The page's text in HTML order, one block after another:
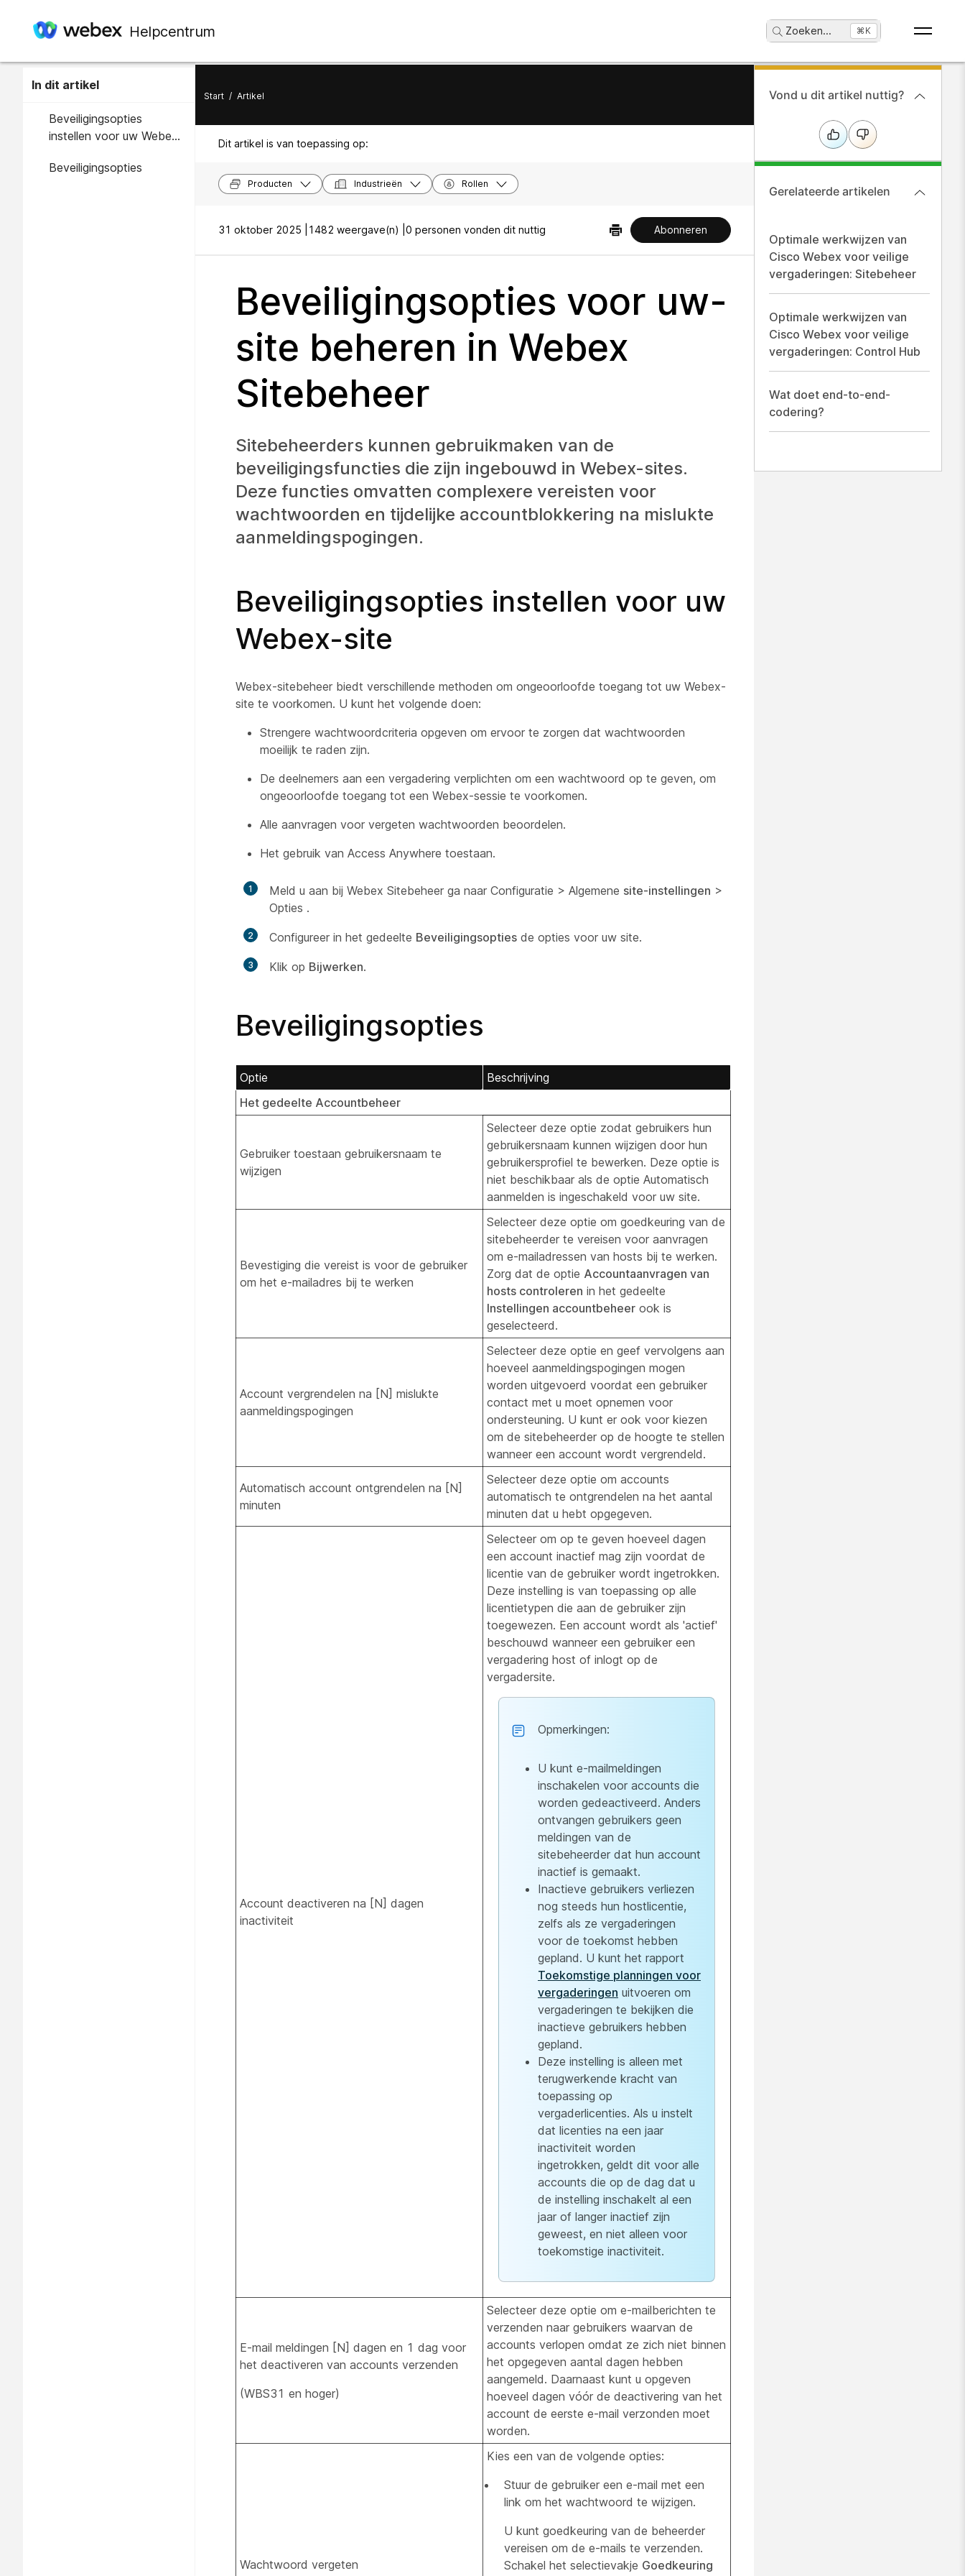
Helpcentrum Zoeken... ⌘K
In dit artikel
Beveiligingsopties
instellen voor uw Webex-
Beveiligingsopties
Start / Artikel
Dit artikel is van toepassing op:
Producten Industrieën Rollen
31 oktober 2025 | 1482 weergave(n) | 0 personen vonden dit nuttig Abonneren
Beveiligingsopties voor uw-
site beheren in Webex
Sitebeheer
Sitebeheerders kunnen gebruikmaken van de
beveiligingsfuncties die zijn ingebouwd in Webex-sites.
Deze functies omvatten complexere vereisten voor
wachtwoorden en tijdelijke accountblokkering na mislukte
aanmeldingspogingen.
Beveiligingsopties instellen voor uw
Webex-site
Webex-sitebeheer biedt verschillende methoden om ongeoorloofde toegang tot uw Webex-
site te voorkomen. U kunt het volgende doen:
Strengere wachtwoordcriteria opgeven om ervoor te zorgen dat wachtwoorden
moeilijk te raden zijn.
De deelnemers aan een vergadering verplichten om een wachtwoord op te geven, om
ongeoorloofde toegang tot een Webex-sessie te voorkomen.
Alle aanvragen voor vergeten wachtwoorden beoordelen.
Het gebruik van Access Anywhere toestaan.
1 Meld u aan bij Webex Sitebeheer ga naar Configuratie > Algemene site-instellingen >
Opties .
2 Configureer in het gedeelte Beveiligingsopties de opties voor uw site.
3 Klik op Bijwerken.
Beveiligingsopties
Optie
Beschrijving
Het gedeelte Accountbeheer
Gebruiker toestaan gebruikersnaam te
wijzigen
Selecteer deze optie zodat gebruikers hun
gebruikersnaam kunnen wijzigen door hun
gebruikersprofiel te bewerken. Deze optie is
niet beschikbaar als de optie Automatisch
aanmelden is ingeschakeld voor uw site.
Bevestiging die vereist is voor de gebruiker
om het e-mailadres bij te werken
Selecteer deze optie om goedkeuring van de
sitebeheerder te vereisen voor aanvragen
om e-mailadressen van hosts bij te werken.
Zorg dat de optie Accountaanvragen van
hosts controleren in het gedeelte
Instellingen accountbeheer ook is
geselecteerd.
Account vergrendelen na [N] mislukte
aanmeldingspogingen
Selecteer deze optie en geef vervolgens aan
hoeveel aanmeldingspogingen mogen
worden uitgevoerd voordat een gebruiker
contact met u moet opnemen voor
ondersteuning. U kunt er ook voor kiezen
om de sitebeheerder op de hoogte te stellen
wanneer een account wordt vergrendeld.
Automatisch account ontgrendelen na [N]
minuten
Selecteer deze optie om accounts
automatisch te ontgrendelen na het aantal
minuten dat u hebt opgegeven.
Account deactiveren na [N] dagen
inactiviteit
Selecteer om op te geven hoeveel dagen
een account inactief mag zijn voordat de
licentie van de gebruiker wordt ingetrokken.
Deze instelling is van toepassing op alle
licentietypen die aan de gebruiker zijn
toegewezen. Een account wordt als 'actief'
beschouwd wanneer een gebruiker een
vergadering host of inlogt op de
vergadersite.
Opmerkingen:
U kunt e-mailmeldingen
inschakelen voor accounts die
worden gedeactiveerd. Anders
ontvangen gebruikers geen
meldingen van de
sitebeheerder dat hun account
inactief is gemaakt.
Inactieve gebruikers verliezen
nog steeds hun hostlicentie,
zelfs als ze vergaderingen
voor de toekomst hebben
gepland. U kunt het rapport
Toekomstige planningen voor
vergaderingen uitvoeren om
vergaderingen te bekijken die
inactieve gebruikers hebben
gepland.
Deze instelling is alleen met
terugwerkende kracht van
toepassing op
vergaderlicenties. Als u instelt
dat licenties na een jaar
inactiviteit worden
ingetrokken, geldt dit voor alle
accounts die op de dag dat u
de instelling inschakelt al een
jaar of langer inactief zijn
geweest, en niet alleen voor
toekomstige inactiviteit.
E-mail meldingen [N] dagen en 1 dag voor
het deactiveren van accounts verzenden
(WBS31 en hoger)
Selecteer deze optie om e-mailberichten te
verzenden naar gebruikers waarvan de
accounts verlopen omdat ze zich niet binnen
het opgegeven aantal dagen hebben
aangemeld. Daarnaast kunt u opgeven
hoeveel dagen vóór de deactivering van het
account de eerste e-mail verzonden moet
worden.
Wachtwoord vergeten
Kies een van de volgende opties:
Stuur de gebruiker een e-mail met een
link om het wachtwoord te wijzigen.
U kunt goedkeuring van de beheerder
vereisen om de e-mails te verzenden.
Schakel het selectievakje Goedkeuring
Vond u dit artikel nuttig?
Gerelateerde artikelen
Optimale werkwijzen van
Cisco Webex voor veilige
vergaderingen: Sitebeheer
Optimale werkwijzen van
Cisco Webex voor veilige
vergaderingen: Control Hub
Wat doet end-to-end-
codering?